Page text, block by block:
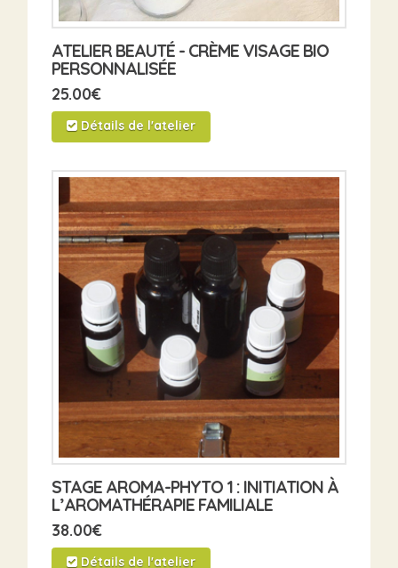
ATELIER BEAUTÉ - CRÈME VISAGE BIO
PERSONNALISÉE
25.00€
Détails de l'atelier
STAGE AROMA-PHYTO 1 : INITIATION À
L’AROMATHÉRAPIE FAMILIALE
38.00€
Détails de l'atelier